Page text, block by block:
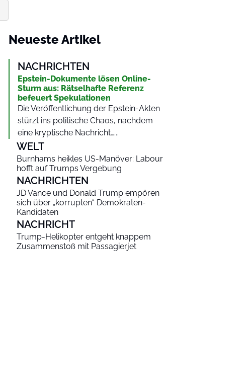
Neueste Artikel
NACHRICHTEN
Epstein-Dokumente lösen Online-
Sturm aus: Rätselhafte Referenz
befeuert Spekulationen
Die Veröffentlichung der Epstein-Akten
stürzt ins politische Chaos, nachdem
eine kryptische Nachricht…...
WELT
Burnhams heikles US-Manöver: Labour
hofft auf Trumps Vergebung
NACHRICHTEN
JD Vance und Donald Trump empören
sich über „korrupten“ Demokraten-
Kandidaten
NACHRICHT
Trump-Helikopter entgeht knappem
Zusammenstoß mit Passagierjet